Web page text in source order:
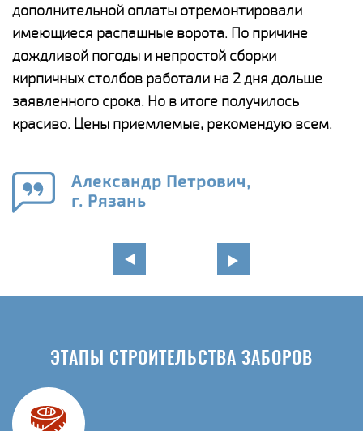
дополнительной оплаты отремонтировали
имеющиеся распашные ворота. По причине
дождливой погоды и непростой сборки
кирпичных столбов работали на 2 дня дольше
заявленного срока. Но в итоге получилось
красиво. Цены приемлемые, рекомендую всем.
Александр Петрович,
г. Рязань
ЭТАПЫ СТРОИТЕЛЬСТВА ЗАБОРОВ